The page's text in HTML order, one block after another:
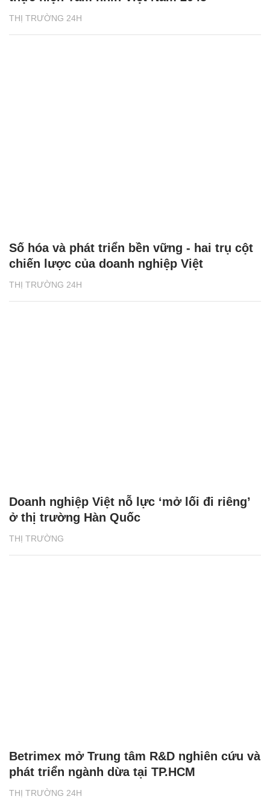
THỊ TRƯỜNG 24H
THỊ TRƯỜNG 24H
Số hóa và phát triển bền vững - hai trụ cột
chiến lược của doanh nghiệp Việt
THỊ TRƯỜNG
Doanh nghiệp Việt nỗ lực ‘mở lối đi riêng’
ở thị trường Hàn Quốc
THỊ TRƯỜNG 24H
Betrimex mở Trung tâm R&D nghiên cứu và
phát triển ngành dừa tại TP.HCM